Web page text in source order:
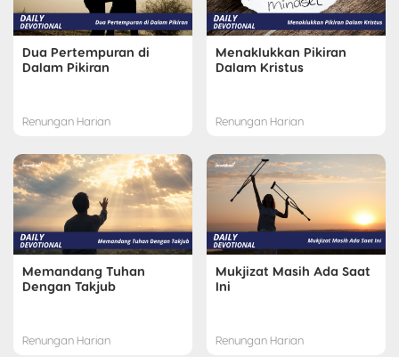
Dua Pertempuran di
Dalam Pikiran
Renungan Harian
Menaklukkan Pikiran
Dalam Kristus
Renungan Harian
Memandang Tuhan
Dengan Takjub
Renungan Harian
Mukjizat Masih Ada Saat
Ini
Renungan Harian